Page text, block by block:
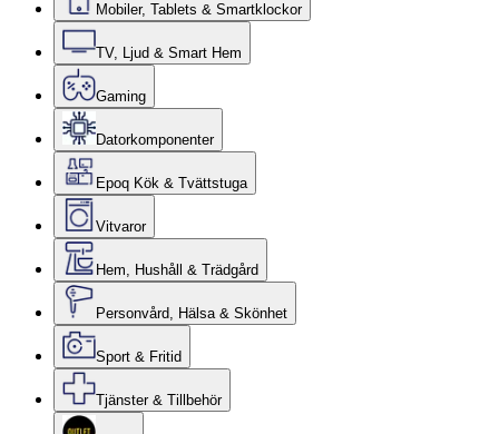
Mobiler, Tablets & Smartklockor
TV, Ljud & Smart Hem
Gaming
Datorkomponenter
Epoq Kök & Tvättstuga
Vitvaror
Hem, Hushåll & Trädgård
Personvård, Hälsa & Skönhet
Sport & Fritid
Tjänster & Tillbehör